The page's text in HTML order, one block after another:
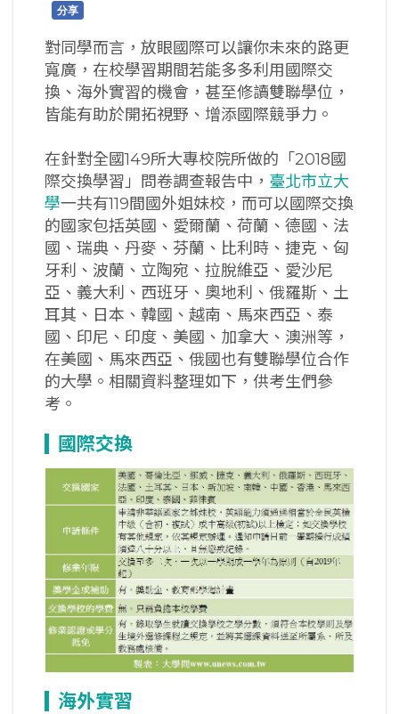
分享
對同學而言，放眼國際可以讓你未來的路更
寬廣，在校學習期間若能多多利用國際交
換、海外實習的機會，甚至修讀雙聯學位，
皆能有助於開拓視野、增添國際競爭力。
在針對全國149所大專校院所做的「2018國
際交換學習」問卷調查報告中， 臺北市立大
學一共有119間國外姐妹校，而可以國際交換
的國家包括英國、愛爾蘭、荷蘭、德國、法
國、瑞典、丹麥、芬蘭、比利時、捷克、匈
牙利、波蘭、立陶宛、拉脫維亞、愛沙尼
亞、義大利、西班牙、奧地利、俄羅斯、土
耳其、日本、韓國、越南、馬來西亞、泰
國、印尼、印度、美國、加拿大、澳洲等，
在美國、馬來西亞、俄國也有雙聯學位合作
的大學。相關資料整理如下，供考生們參
考。
國際交換
海外實習